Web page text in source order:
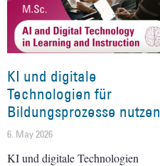
KI und digitale
Technologien für
Bildungsprozesse nutzen
6. May 2026
KI und digitale Technologien